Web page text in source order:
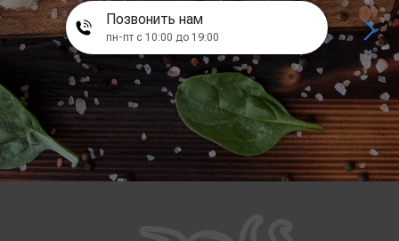
Позвонить нам
пн-пт с 10:00 до 19:00